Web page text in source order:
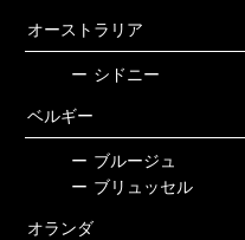
オーストラリア
ー シドニー
ベルギー
ー ブルージュ
ー ブリュッセル
オランダ